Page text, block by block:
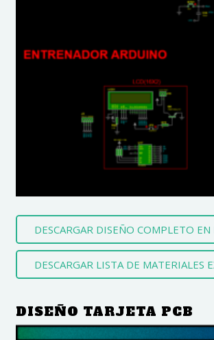
DESCARGAR DISEÑO COMPLETO
DESCARGAR LISTA DE MATERIALES
DISEÑO TARJETA PCB